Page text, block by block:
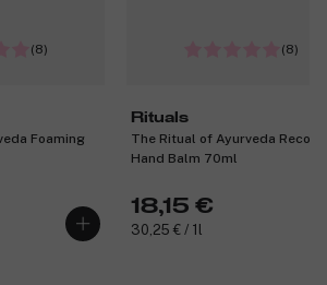
(8)
Foaming
(8)
Rituals
The Ritual of Ayurveda
Hand Balm 70ml
18,15 €
30,25 € / 1l